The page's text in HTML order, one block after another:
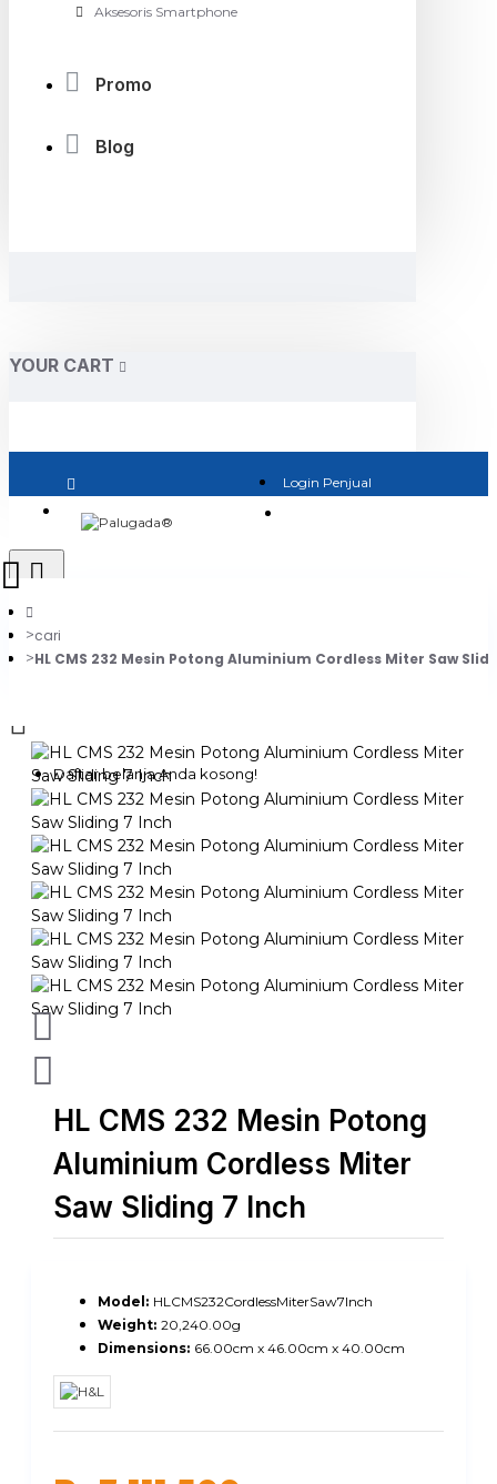
Aksesoris Smartphone
Promo
Blog
YOUR CART
Login Penjual
Daftar belanja Anda kosong!
cari
HL CMS 232 Mesin Potong Aluminium Cordless Miter Saw
HL CMS 232 Mesin Potong
Aluminium Cordless Miter
Saw Sliding 7 Inch
Model: HLCMS232CordlessMiterSaw7Inch
Weight: 20,240.00g
Dimensions: 66.00cm x 46.00cm x 40.00cm